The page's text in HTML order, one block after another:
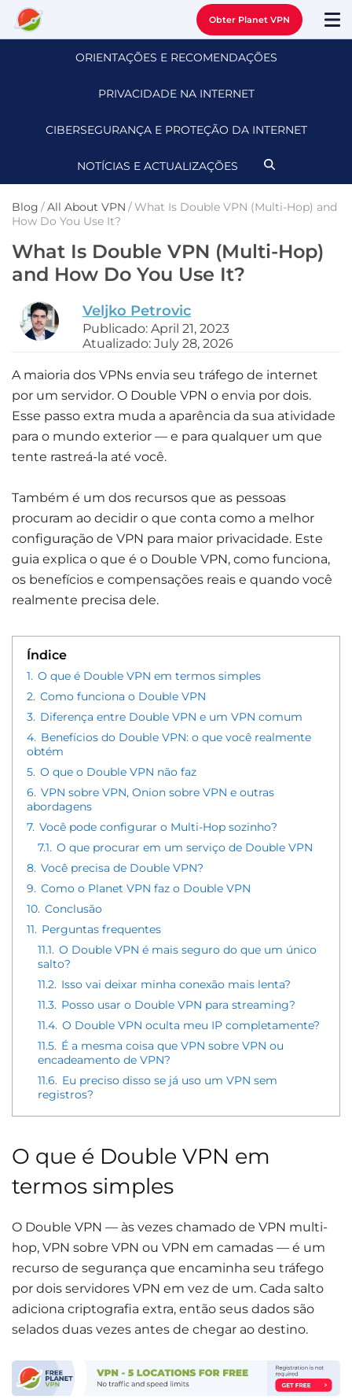
Obter Planet VPN
ORIENTAÇÕES E RECOMENDAÇÕES
PRIVACIDADE NA INTERNET
CIBERSEGURANÇA E PROTEÇÃO DA INTERNET
NOTÍCIAS E ACTUALIZAÇÕES
Blog /All About VPN /What Is Double VPN (Multi-Hop) and
How Do You Use It?
What Is Double VPN (Multi-Hop)
and How Do You Use It?
Veljko Petrovic
Publicado: April 21, 2023
Atualizado: July 28, 2026
A maioria dos VPNs envia seu tráfego de internet
por um servidor. O Double VPN o envia por dois.
Esse passo extra muda a aparência da sua atividade
para o mundo exterior — e para qualquer um que
tente rastreá-la até você.
Também é um dos recursos que as pessoas
procuram ao decidir o que conta como a melhor
configuração de VPN para maior privacidade. Este
guia explica o que é o Double VPN, como funciona,
os benefícios e compensações reais e quando você
realmente precisa dele.
Índice
1. O que é Double VPN em termos simples
2. Como funciona o Double VPN
3. Diferença entre Double VPN e um VPN comum
4. Benefícios do Double VPN: o que você realmente
obtém
5. O que o Double VPN não faz
6. VPN sobre VPN, Onion sobre VPN e outras
abordagens
7. Você pode configurar o Multi-Hop sozinho?
7.1. O que procurar em um serviço de Double VPN
8. Você precisa de Double VPN?
9. Como o Planet VPN faz o Double VPN
10. Conclusão
11. Perguntas frequentes
11.1. O Double VPN é mais seguro do que um único
salto?
11.2. Isso vai deixar minha conexão mais lenta?
11.3. Posso usar o Double VPN para streaming?
11.4. O Double VPN oculta meu IP completamente?
11.5. É a mesma coisa que VPN sobre VPN ou
encadeamento de VPN?
11.6. Eu preciso disso se já uso um VPN sem
registros?
O que é Double VPN em
termos simples
O Double VPN — às vezes chamado de VPN multi-
hop, VPN sobre VPN ou VPN em camadas — é um
recurso de segurança que encaminha seu tráfego
por dois servidores VPN em vez de um. Cada salto
adiciona criptografia extra, então seus dados são
selados duas vezes antes de chegar ao destino.